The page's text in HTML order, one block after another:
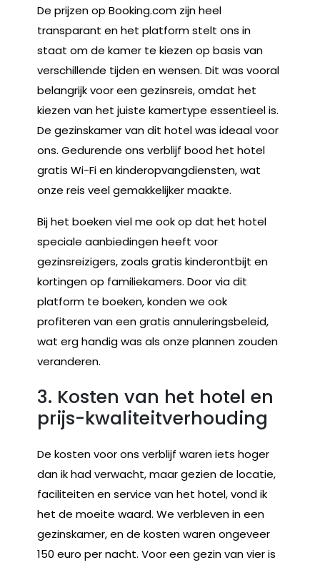
De prijzen op Booking.com zijn heel
transparant en het platform stelt ons in
staat om de kamer te kiezen op basis van
verschillende tijden en wensen. Dit was vooral
belangrijk voor een gezinsreis, omdat het
kiezen van het juiste kamertype essentieel is.
De gezinskamer van dit hotel was ideaal voor
ons. Gedurende ons verblijf bood het hotel
gratis Wi-Fi en kinderopvangdiensten, wat
onze reis veel gemakkelijker maakte.
Bij het boeken viel me ook op dat het hotel
speciale aanbiedingen heeft voor
gezinsreizigers, zoals gratis kinderontbijt en
kortingen op familiekamers. Door via dit
platform te boeken, konden we ook
profiteren van een gratis annuleringsbeleid,
wat erg handig was als onze plannen zouden
veranderen.
3. Kosten van het hotel en
prijs-kwaliteitverhouding
De kosten voor ons verblijf waren iets hoger
dan ik had verwacht, maar gezien de locatie,
faciliteiten en service van het hotel, vond ik
het de moeite waard. We verbleven in een
gezinskamer, en de kosten waren ongeveer
150 euro per nacht. Voor een gezin van vier is